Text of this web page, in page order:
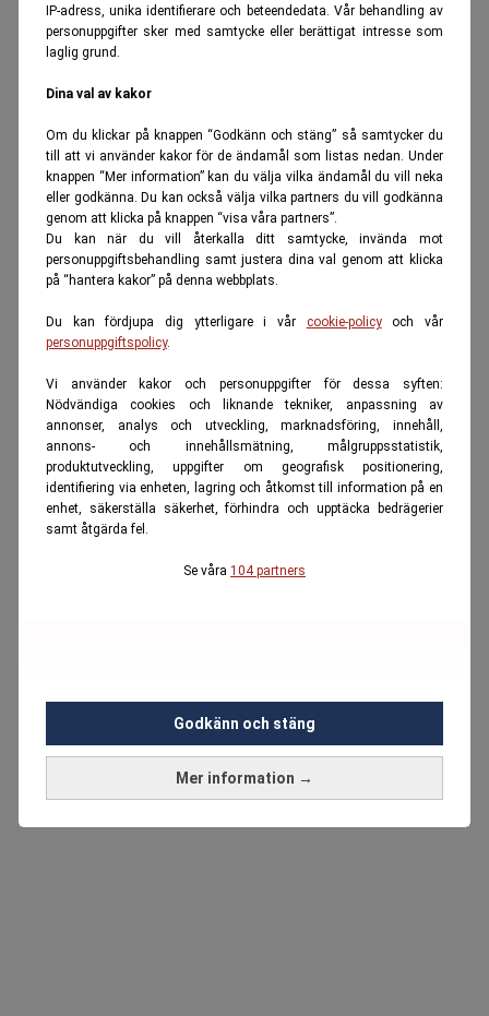
IP-adress, unika identifierare och beteendedata. Vår behandling av
personuppgifter sker med samtycke eller berättigat intresse som
laglig grund.
Dina val av kakor
Om du klickar på knappen “Godkänn och stäng” så samtycker du
till att vi använder kakor för de ändamål som listas nedan. Under
knappen “Mer information” kan du välja vilka ändamål du vill neka
eller godkänna. Du kan också välja vilka partners du vill godkänna
genom att klicka på knappen “visa våra partners”.
Du kan när du vill återkalla ditt samtycke, invända mot
personuppgiftsbehandling samt justera dina val genom att klicka
på “hantera kakor” på denna webbplats.
Du kan fördjupa dig ytterligare i vår cookie-policyoch vår
personuppgiftspolicy.
Vi använder kakor och personuppgifter för dessa syften:
Nödvändiga cookies och liknande tekniker, anpassning av
annonser, analys och utveckling, marknadsföring, innehåll,
annons- och innehållsmätning, målgruppsstatistik,
produktutveckling, uppgifter om geografisk positionering,
identifiering via enheten, lagring och åtkomst till information på en
enhet, säkerställa säkerhet, förhindra och upptäcka bedrägerier
samt åtgärda fel.
Se våra 104 partners
Mer information →
Godkänn och stäng